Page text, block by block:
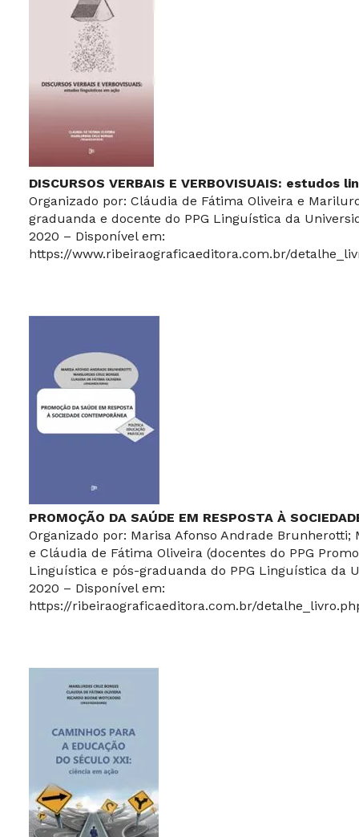
DISCURSOS VERBAIS E VERBOVISUAIS: estudos
Organizado por: Cláudia de Fátima Oliveira e
graduanda e docente do PPG Linguística da
2020 – Disponível em:
https://www.ribeiraograficaeditora.com.br/
PROMOÇÃO DA SAÚDE EM RESPOSTA À
Organizado por: Marisa Afonso Andrade Brunherotti;
e Cláudia de Fátima Oliveira (docentes do PPG
Linguística e pós-graduanda do PPG Linguística da
2020 – Disponível em:
https://ribeiraograficaeditora.com.br/